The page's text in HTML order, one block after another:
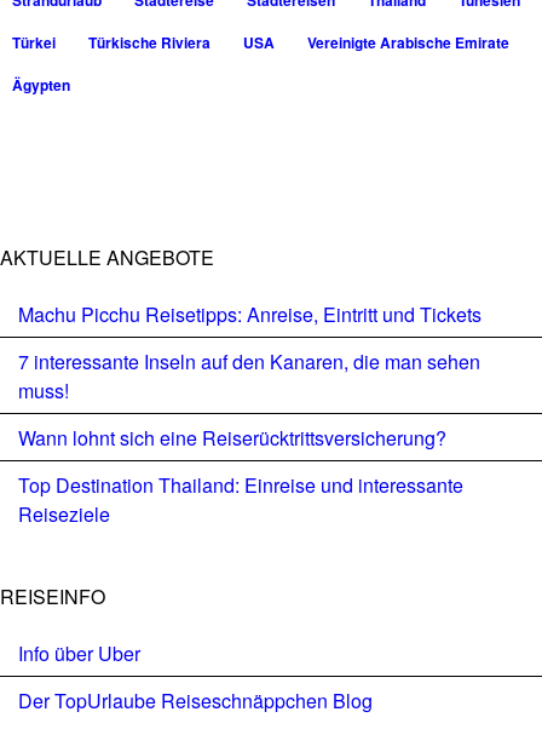
Türkei
Türkische Riviera USA
Vereinigte Arabische Emirate
Ägypten
AKTUELLE ANGEBOTE
Machu Picchu Reisetipps: Anreise, Eintritt und Tickets
7 interessante Inseln auf den Kanaren, die man sehen
muss!
Wann lohnt sich eine Reiserücktrittsversicherung?
Top Destination Thailand: Einreise und interessante
Reiseziele
REISEINFO
Info über Uber
Der TopUrlaube Reiseschnäppchen Blog